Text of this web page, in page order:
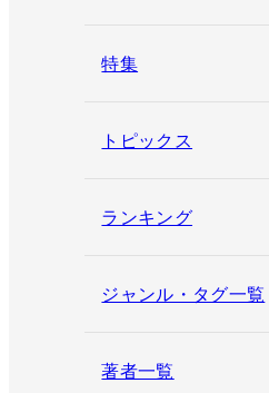
特集
トピックス
ランキング
ジャンル・タグ一覧
著者一覧